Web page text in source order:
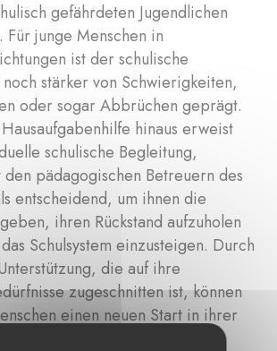
gefährdeten Jugendlichen
Für junge Menschen in
ist der schulische
stärker von Schwierigkeiten,
oder sogar Abbrüchen geprägt.
hinaus erweist
schulische Begleitung,
pädagogischen Betreuern des
entscheidend, um ihnen die
ihren Rückstand aufzuholen
Schulsystem einzusteigen. Durch
die auf ihre
zugeschnitten ist, können
einen neuen Start in ihrer
machen.